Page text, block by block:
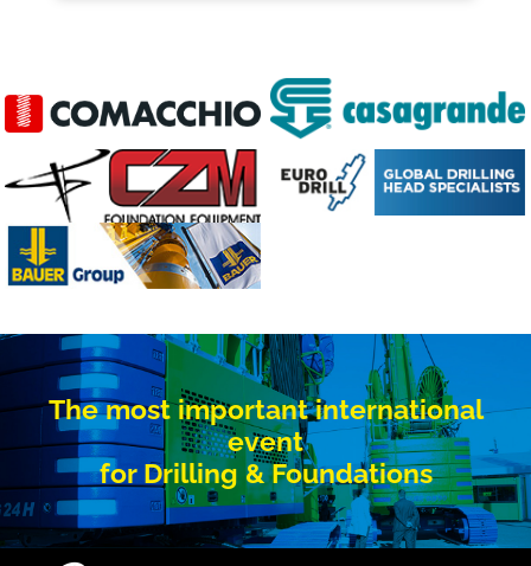
The most important international
event
for Drilling & Foundations